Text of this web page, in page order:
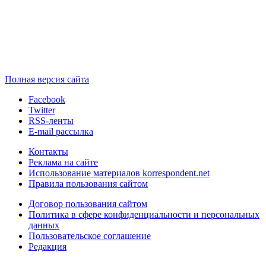
Полная версия сайта
Facebook
Twitter
RSS-ленты
E-mail рассылка
Контакты
Реклама на сайте
Использование материалов korrespondent.net
Правила пользования сайтом
Договор пользования сайтом
Политика в сфере конфиденциальности и персональных
данных
Пользовательское соглашение
Редакция